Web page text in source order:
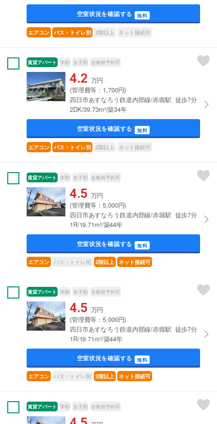
空室状況を確認する 無料
エアコン バス・トイレ別 2階以上 ネット接続可
賃貸アパート 学割 女子割 合格前予約可
4.2 万円
(管理費等：1,700円)
四日市あすなろう鉄道内部線/赤堀駅 徒歩7分
2DK/39.73m²/築34年
空室状況を確認する 無料
エアコン バス・トイレ別 2階以上 ネット接続可
賃貸アパート 学割 女子割 合格前予約可
4.5 万円
(管理費等：5,000円)
四日市あすなろう鉄道内部線/赤堀駅 徒歩7分
1R/19.71m²/築44年
空室状況を確認する 無料
エアコン バス・トイレ別 2階以上 ネット接続可
賃貸アパート 学割 女子割 合格前予約可
4.5 万円
(管理費等：5,000円)
四日市あすなろう鉄道内部線/赤堀駅 徒歩7分
1R/19.71m²/築44年
空室状況を確認する 無料
エアコン バス・トイレ別 2階以上 ネット接続可
賃貸アパート 学割 女子割 合格前予約可